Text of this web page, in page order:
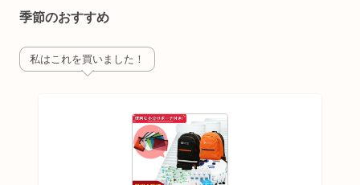
季節のおすすめ
私はこれを買いました！